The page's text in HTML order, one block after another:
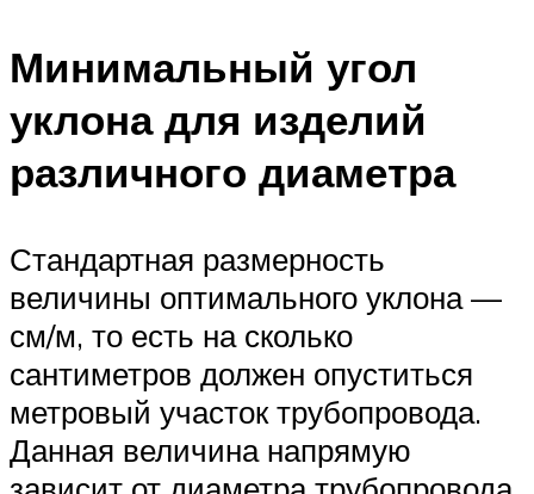
Минимальный угол
уклона для изделий
различного диаметра
Стандартная размерность
величины оптимального уклона —
см/м, то есть на сколько
сантиметров должен опуститься
метровый участок трубопровода.
Данная величина напрямую